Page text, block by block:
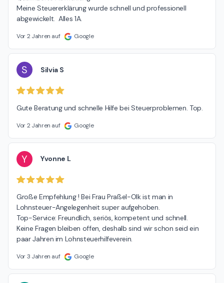
Meine Steuererklärung wurde schnell und professionell
abgewickelt.  Alles 1A.
Vor 2 Jahren auf Google
S Silvia S
Gute Beratung und schnelle Hilfe bei Steuerproblemen. Top.
Vor 2 Jahren auf Google
Y Yvonne L
Große Empfehlung ! Bei Frau Praßel-Olk ist man in
Lohnsteuer-Angelegenheit super aufgehoben.
Top-Service: Freundlich, seriös, kompetent und schnell.
Keine Fragen bleiben offen, deshalb sind wir schon seid ein
paar Jahren im Lohnsteuerhilfeverein.
Vor 3 Jahren auf Google